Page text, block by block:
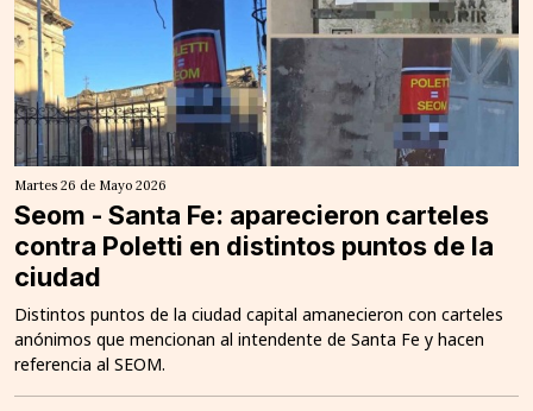
Martes 26 de Mayo 2026
Seom - Santa Fe: aparecieron carteles
contra Poletti en distintos puntos de la
ciudad
Distintos puntos de la ciudad capital amanecieron con carteles
anónimos que mencionan al intendente de Santa Fe y hacen
referencia al SEOM.